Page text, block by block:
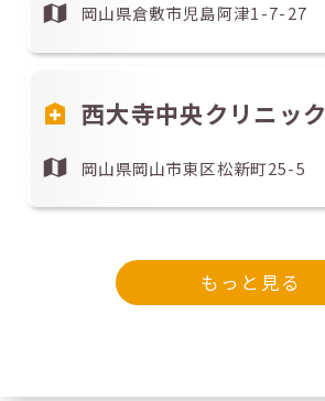
岡山県倉敷市児島阿津1-7-27
西大寺中央クリニック
岡山県岡山市東区松新町25-5
もっと見る